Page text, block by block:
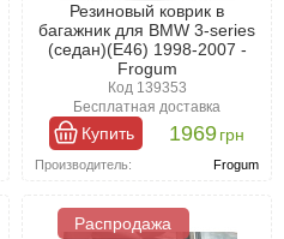
Резиновый коврик в
багажник для BMW 3-series
(седан)(E46) 1998-2007 -
Frogum
Код 139353
Бесплатная доставка
Купить 1969грн
Производитель: Frogum
Распродажа